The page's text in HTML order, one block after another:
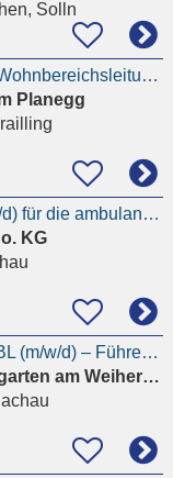
Solln
Pflegefachkraft als stellv. Wohnbereichsleitung (m/w/d) – Planegg | München
Planegg
Hauswirtschaftskraft (m/w/d) für die ambulante Pflege in Teilzeit
KG
Wohnbereichsleitung / WBL (m/w/d) – Führen statt pflegen | Dachau
Integrativer Naturkindergarten am Weiherhäusle